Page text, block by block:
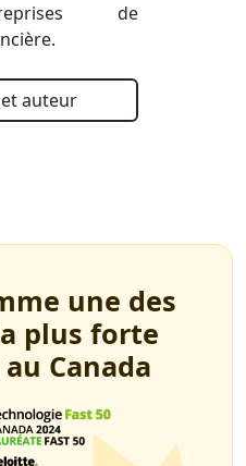
de
auteur
une des
plus forte
Canada